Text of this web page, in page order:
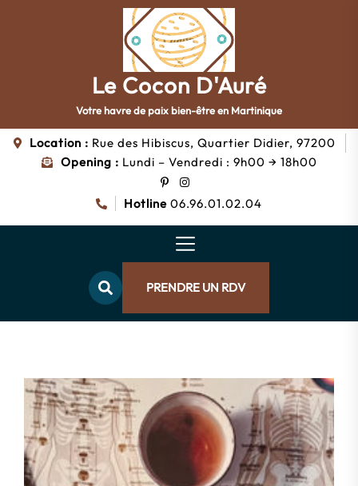
Le
Cocon
d'Auré
Le Cocon D'Auré
Votre havre de paix bien-être en Martinique
Location : Rue des Hibiscus, Quartier Didier, 97200
Opening : Lundi – Vendredi : 9h00 → 18h00
Hotline 06.96.01.02.04
PRENDRE UN RDV